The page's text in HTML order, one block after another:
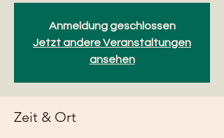
Anmeldung geschlossen
Jetzt andere Veranstaltungen
ansehen
Zeit & Ort